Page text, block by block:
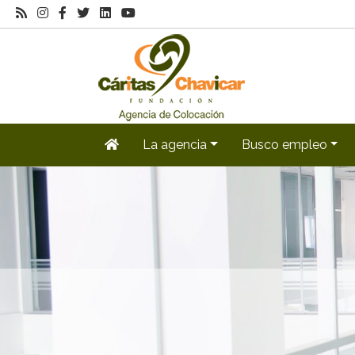
La agencia Busco empleo